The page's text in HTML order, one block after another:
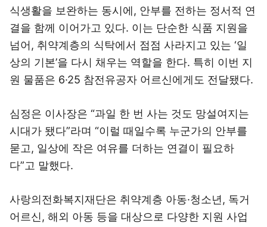
식생활을 보완하는 동시에, 안부를 전하는 정서적 연
결을 함께 이어가고 있다. 이는 단순한 식품 지원을
넘어, 취약계층의 식탁에서 점점 사라지고 있는 ‘일
상의 기본’을 다시 채우는 역할을 한다. 특히 이번 지
원 물품은 6·25 참전유공자 어르신에게도 전달됐다.
심정은 이사장은 “과일 한 번 사는 것도 망설여지는
시대가 됐다”라며 “이럴 때일수록 누군가의 안부를
묻고, 일상에 작은 여유를 더하는 연결이 필요하
다”고 말했다.
사랑의전화복지재단은 취약계층 아동·청소년, 독거
어르신, 해외 아동 등을 대상으로 다양한 지원 사업